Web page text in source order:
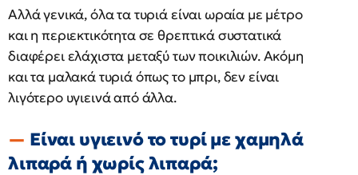
Αλλά γενικά, όλα τα τυριά είναι ωραία με μέτρο
και η περιεκτικότητα σε θρεπτικά συστατικά
διαφέρει ελάχιστα μεταξύ των ποικιλιών. Ακόμη
και τα μαλακά τυριά όπως το μπρι, δεν είναι
λιγότερο υγιεινά από άλλα.
Είναι υγιεινό το τυρί με χαμηλά
λιπαρά ή χωρίς λιπαρά;